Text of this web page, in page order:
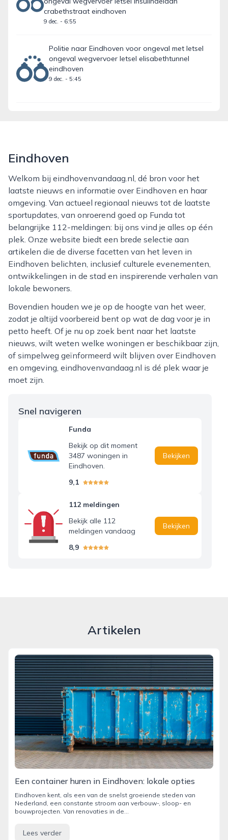
crabethstraat eindhoven
9 dec. - 6:55
Politie naar Eindhoven voor ongeval met letsel
ongeval wegvervoer letsel elisabethtunnel
eindhoven
9 dec. - 5:45
Eindhoven
Welkom bij eindhovenvandaag.nl, dé bron voor het
laatste nieuws en informatie over Eindhoven en haar
omgeving. Van actueel regionaal nieuws tot de laatste
sportupdates, van onroerend goed op Funda tot
belangrijke 112-meldingen: bij ons vind je alles op één
plek. Onze website biedt een brede selectie aan
artikelen die de diverse facetten van het leven in
Eindhoven belichten, inclusief culturele evenementen,
ontwikkelingen in de stad en inspirerende verhalen van
lokale bewoners.
Bovendien houden we je op de hoogte van het weer,
zodat je altijd voorbereid bent op wat de dag voor je in
petto heeft. Of je nu op zoek bent naar het laatste
nieuws, wilt weten welke woningen er beschikbaar zijn,
of simpelweg geïnformeerd wilt blijven over Eindhoven
en omgeving, eindhovenvandaag.nl is dé plek waar je
moet zijn.
Snel navigeren
Funda
Bekijk op dit moment
3487 woningen in
Eindhoven.
9,1
Bekijken
112 meldingen
Bekijk alle 112
meldingen vandaag
8,9
Bekijken
Artikelen
Een container huren in Eindhoven: lokale opties
Eindhoven kent, als een van de snelst groeiende steden van
Nederland, een constante stroom aan verbouw-, sloop- en
bouwprojecten. Van renovaties in de...
Lees verder